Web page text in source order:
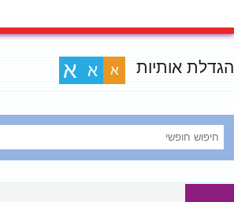
הגדלת אותיות א א א